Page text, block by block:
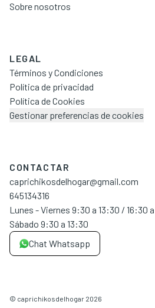
Sobre nosotros
LEGAL
Términos y Condiciones
Política de privacidad
Política de Cookies
Gestionar preferencias de cookies
CONTACTAR
caprichikosdelhogar@gmail.com
645134316
Lunes - Viernes 9:30 a 13:30 / 16:30
Sábado 9:30 a 13:30
Chat Whatsapp
© caprichikosdelhogar 2026